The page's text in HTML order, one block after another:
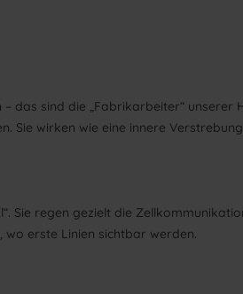
das sind die „Fabrikarbeiter“ unserer
Sie wirken wie eine innere
Sie regen gezielt die
erste Linien sichtbar werden.